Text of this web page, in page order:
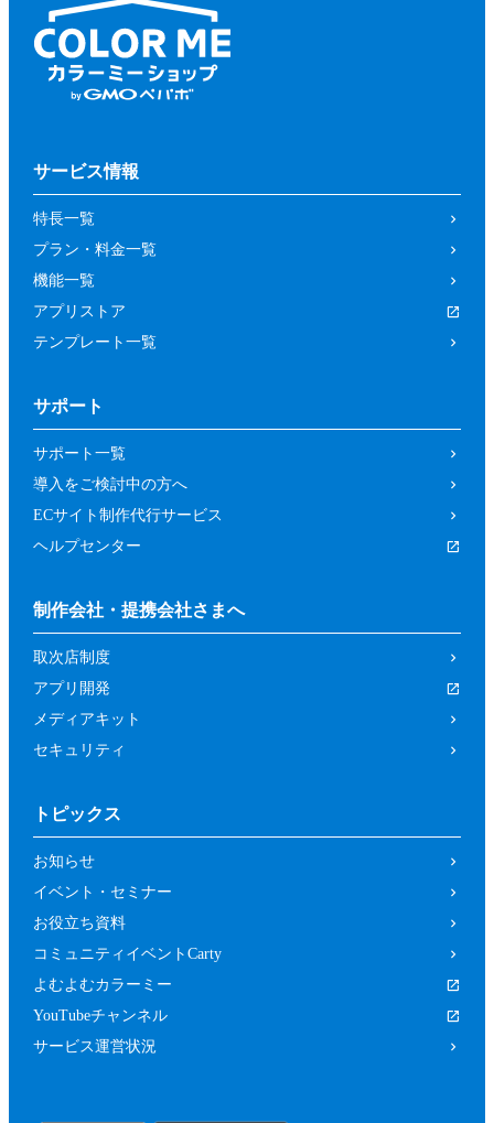
サービス情報
特長一覧
プラン・料金一覧
機能一覧
アプリストア
テンプレート一覧
サポート
サポート一覧
導入をご検討中の方へ
ECサイト制作代行サービス
ヘルプセンター
制作会社・提携会社さまへ
取次店制度
アプリ開発
メディアキット
セキュリティ
トピックス
お知らせ
イベント・セミナー
お役立ち資料
コミュニティイベントCarty
よむよむカラーミー
YouTubeチャンネル
サービス運営状況